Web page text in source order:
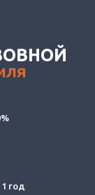
год